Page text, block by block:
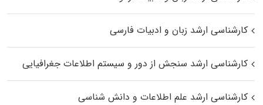
کارشناسی ارشد زبان و ادبیات فارسی
کارشناسی ارشد سنجش از دور و سیستم اطلاعات جغرافیایی
کارشناسی ارشد علم اطلاعات و دانش شناسی